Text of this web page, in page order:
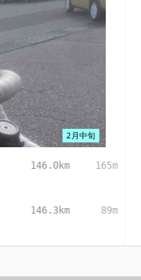
2月中旬
146.0km 165m
146.3km 89m